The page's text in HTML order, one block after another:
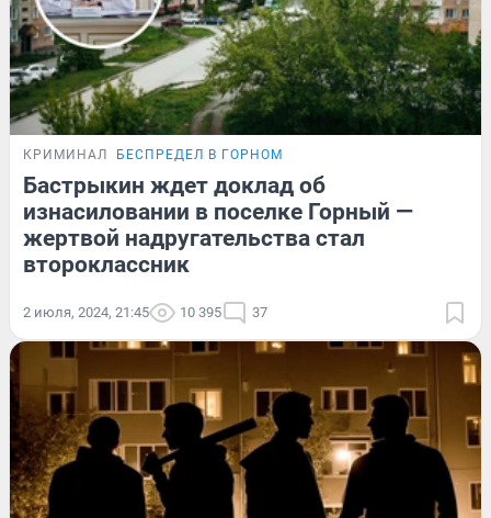
КРИМИНАЛ БЕСПРЕДЕЛ В ГОРНОМ
Бастрыкин ждет доклад об
изнасиловании в поселке Горный —
жертвой надругательства стал
второклассник
2 июля, 2024, 21:45 10 395 37